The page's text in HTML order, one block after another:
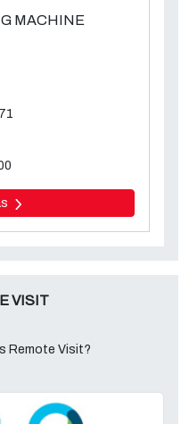
MACHINE
VISIT
Remote Visit?